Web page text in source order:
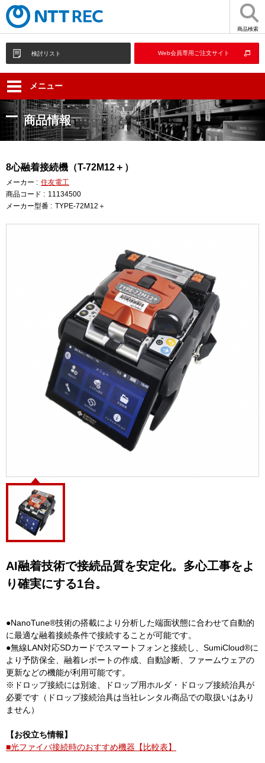
商品検索
検討リスト Web会員専用ご注文サイト
メニュー
商品情報
8心融着接続機（T-72M12＋）
メーカー : 住友電工
商品コード : 11134500
メーカー型番 : TYPE-72M12＋
AI融着技術で接続品質を安定化。多心工事をよ
り確実にする1台。
●NanoTune®技術の搭載により分析した端面状態に合わせて自動的
に最適な融着接続条件で接続することが可能です。
●無線LAN対応SDカードでスマートフォンと接続し、SumiCloud®に
より予防保全、融着レポートの作成、自動診断、ファームウェアの
更新などの機能が利用可能です。
※ドロップ接続には別途、ドロップ用ホルダ・ドロップ接続治具が
必要です（ドロップ接続治具は当社レンタル商品での取扱いはあり
ません）
【お役立ち情報】
■光ファイバ接続時のおすすめ機器【比較表】